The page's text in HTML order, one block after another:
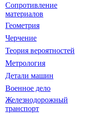
Сопротивление
материалов
Геометрия
Черчение
Теория вероятностей
Метрология
Детали машин
Военное дело
Железнодорожный
транспорт